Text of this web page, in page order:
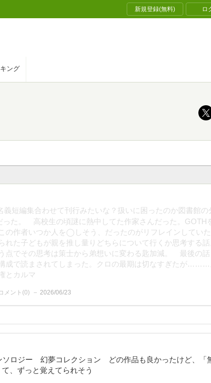
新規登録(無料) ロ
ング
義短編集合わせて刊行みたいな？扱いに困ったのか図書館の
った。 高校生の頃謎に熱中してた作家さんだった。GOTH
の作者いつか人を◯しそう、だったのがリフレインしてい
れた子どもが親を推し量りどちらについて行くか思考する話
点でその思考は策士から弟想いに変わる匙加減。 最後の話
成で読まされてしまった。クロの最期は切なすぎたが
とカルマ
メント(0) 2026/06/23
ソロジー 幻夢コレクション どの作品も良かったけど、「
、ずっと覚えてられそう